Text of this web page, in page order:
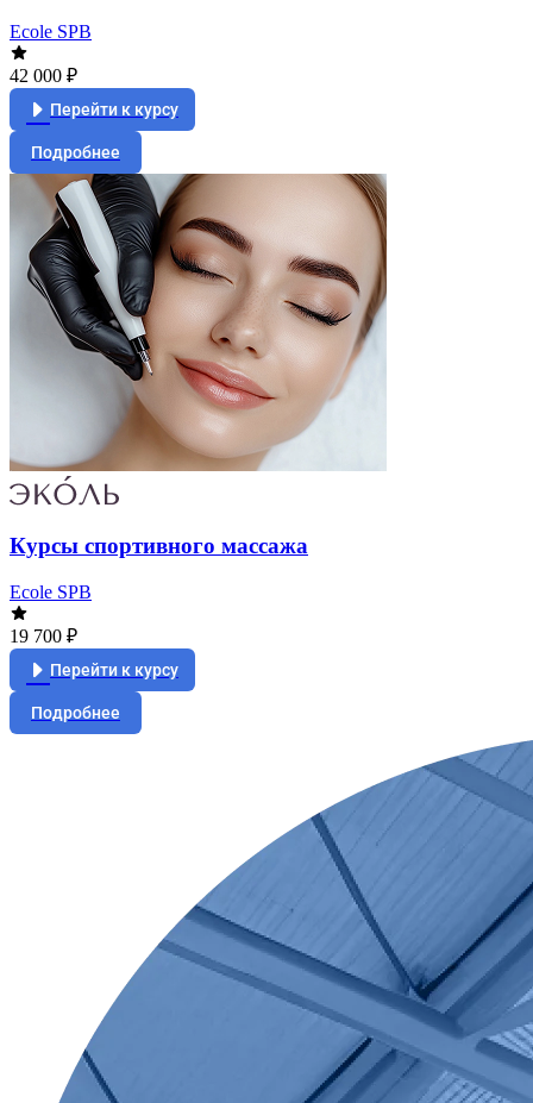
Ecole SPB
42 000 ₽
Перейти к курсу
Подробнее
Курсы спортивного массажа
Ecole SPB
19 700 ₽
Перейти к курсу
Подробнее